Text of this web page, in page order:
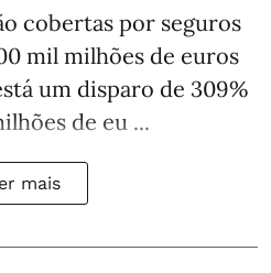
cobertas por seguros
mil milhões de euros
um disparo de 309%
de eu ...
mais